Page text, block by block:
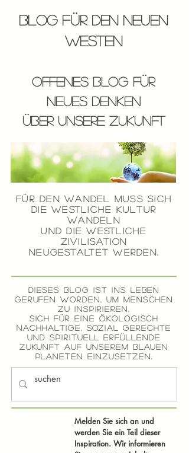
Blog für den neuen
Westen
offenes Blog für
neues Denken
über unsere Zukunft
Für DEN WANDEL MUSS SICH
die westliche Kultur
WANDELN
und die WESTLICHE
Zivilisation
NEUGESTALTETWERDEN.
Dieses Blog ist ins Leben
gerufen worden, um Menschen
zu inspirieren,
sich für eine ökologisch
nachhaltige, sozial gerechte
und spirituell erfüllende
ZUKUNFT auf unserem blauen
Planeten einzusetzen.
Melden Sie sich an und
werden Sie ein Teil dieser
Inspiration. Wir informieren